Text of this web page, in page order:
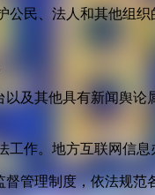
民、法人和其他组
及其他具有新闻舆
作。地方互联网信
管理制度，依法规范